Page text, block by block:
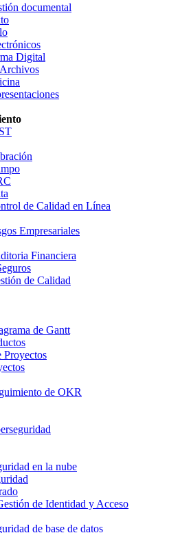
documental
Digital
de Calidad en Línea
Empresariales
Financiera
de Calidad
de Gantt
de OKR
en la nube
de Identidad y Acceso
de base de datos